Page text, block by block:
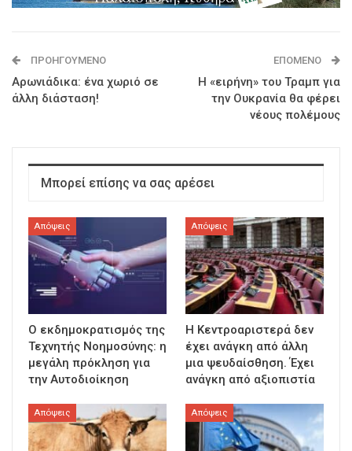
ΠΡΟΗΓΟΎΜΕΝΟ
Αρωνιάδικα: ένα χωριό σε
άλλη διάσταση!
ΕΠΌΜΕΝΟ
Η «ειρήνη» του Τραμπ για
την Ουκρανία θα φέρει
νέους πολέμους
Μπορεί επίσης να σας αρέσει
Απόψεις
Ο εκδημοκρατισμός της
Τεχνητής Νοημοσύνης: η
μεγάλη πρόκληση για
την Αυτοδιοίκηση
Απόψεις
Η Κεντροαριστερά δεν
έχει ανάγκη από άλλη
μια ψευδαίσθηση. Έχει
ανάγκη από αξιοπιστία
Απόψεις Απόψεις